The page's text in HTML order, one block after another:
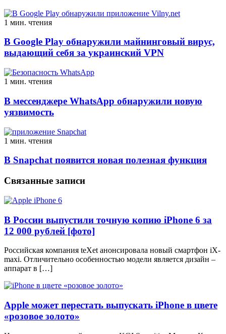
1 мин. чтения
В Google Play обнаружили майнинговый вирус,
выдающий себя за украинский VPN
1 мин. чтения
В мессенджере WhatsApp обнаружили новую
уязвимость
1 мин. чтения
В Snapchat появится новая полезная функция
Связанные записи
В России выпустили точную копию iPhone 6 за
12 000 рублей [фото]
Российская компания teXet анонсировала новый смартфон iX-
maxi. Отличительно особенностью модели является дизайн –
аппарат в […]
Apple может перестать выпускать iPhone в цвете
«розовое золото»